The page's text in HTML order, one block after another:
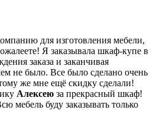
для изготовления мебели,
Я заказывала шкаф-купе в
заказа и заканчивая
не было. Все было сделано очень
же мне ещё скидку сделали!
Алексею за прекрасный шкаф!
мебель буду заказывать только